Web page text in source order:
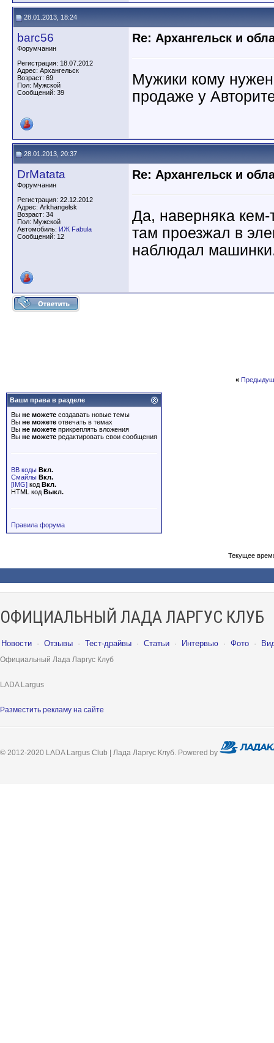
28.01.2013, 18:24
barc56
Форумчанин
Регистрация: 18.07.2012
Адрес: Архангельск
Возраст: 69
Пол: Мужской
Сообщений: 39
Re: Архангельск и
Мужики кому
продаже у
28.01.2013, 20:37
DrMatata
Форумчанин
Регистрация: 22.12.2012
Адрес: Arkhangelsk
Возраст: 34
Пол: Мужской
Автомобиль: ИЖ Fabula
Сообщений: 12
Re: Архангельск и
Да, наверняка кем-
там проезжал в
наблюдал
«
Ваши права в разделе
Вы не можете создавать новые темы
Вы не можете отвечать в темах
Вы не можете прикреплять вложения
Вы не можете редактировать свои сообщения
BB коды Вкл.
Смайлы Вкл.
[IMG] код Вкл.
HTML код Выкл.
Правила форума
Текущее
ОФИЦИАЛЬНЫЙ ЛАДА ЛАРГУС КЛУБ
Новости · Отзывы · Тест-драйвы · Статьи · Интервью · Фото ·
Официальный Лада Ларгус Клуб
LADA Largus
Разместить рекламу на сайте
© 2012-2020 LADA Largus Club | Лада Ларгус Клуб. Powered by